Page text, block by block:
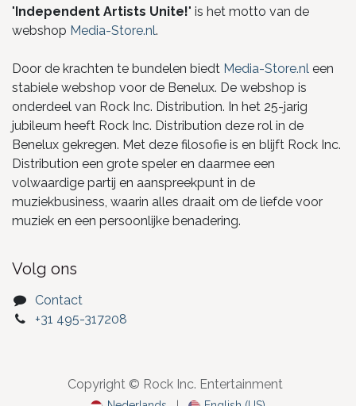
"Independent Artists Unite!" is het motto van de
webshop Media-Store.nl.
Door de krachten te bundelen biedt Media-Store.nl een
stabiele webshop voor de Benelux. De webshop is
onderdeel van Rock Inc. Distribution. In het 25-jarig
jubileum heeft Rock Inc. Distribution deze rol in de
Benelux gekregen. Met deze filosofie is en blijft Rock Inc.
Distribution een grote speler en daarmee een
volwaardige partij en aanspreekpunt in de
muziekbusiness, waarin alles draait om de liefde voor
muziek en een persoonlijke benadering.
Volg ons
Contact
+31 495-317208
Copyright © Rock Inc. Entertainment